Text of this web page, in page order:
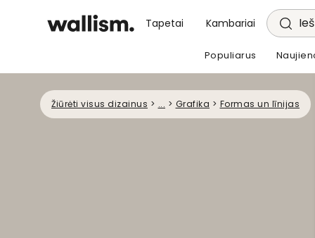
Tapetai Kambariai
Populiarus
Žiūrėti visus dizainus > ... > Grafika > Formas un līnijas